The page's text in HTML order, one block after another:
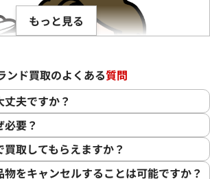
もっと見る
ンド買取のよくある質問
夫ですか？
要？
取してもらえますか？
をキャンセルすることは可能ですか？